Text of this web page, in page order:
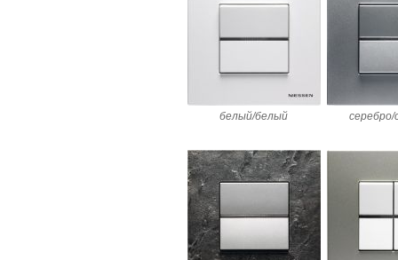
белый/белый серебро/